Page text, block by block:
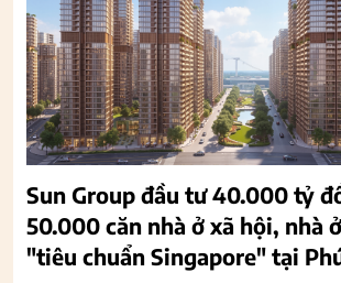
Sun Group đầu tư 40.000 tỷ
50.000 căn nhà ở xã hội, nhà
"tiêu chuẩn Singapore" tại